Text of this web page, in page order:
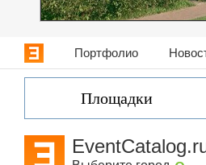
Портфолио
Площадки